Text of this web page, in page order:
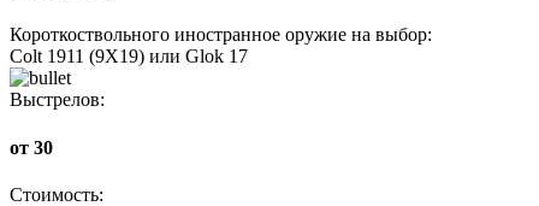
Короткоствольного иностранное оружие на выбор:
Colt 1911 (9Х19) или Glok 17
Выстрелов:
от 30
Стоимость: